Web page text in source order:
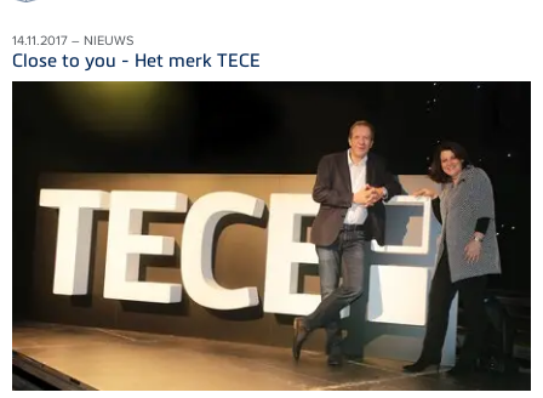
14.11.2017 – NIEUWS
Close to you - Het merk TECE